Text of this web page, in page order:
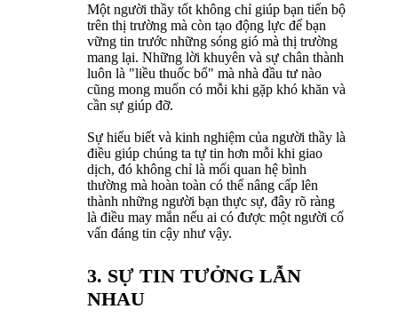
Một người thầy tốt không chỉ giúp bạn tiến bộ
trên thị trường mà còn tạo động lực để bạn
vững tin trước những sóng gió mà thị trường
mang lại. Những lời khuyên và sự chân thành
luôn là "liều thuốc bổ" mà nhà đầu tư nào
cũng mong muốn có mỗi khi gặp khó khăn và
cần sự giúp đỡ.
Sự hiểu biết và kinh nghiệm của người thầy là
điều giúp chúng ta tự tin hơn mỗi khi giao
dịch, đó không chỉ là mối quan hệ bình
thường mà hoàn toàn có thể nâng cấp lên
thành những người bạn thực sự, đây rõ ràng
là điều may mắn nếu ai có được một người cố
vấn đáng tin cậy như vậy.
3. SỰ TIN TƯỞNG LẪN
NHAU